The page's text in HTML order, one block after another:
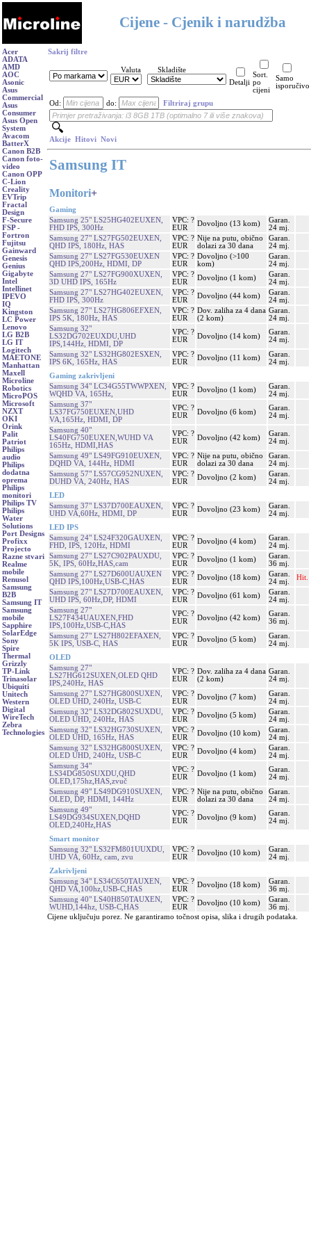
Cijene - Cjenik i narudžba
Acer
ADATA
AMD
AOC
Asonic
Asus
Commercial
Asus
Consumer
Asus Open
System
Avacom
BatterX
Canon B2B
Canon foto-
video
Canon OPP
C-Lion
Creality
EVTrip
Fractal
Design
F-Secure
FSP -
Fortron
Fujitsu
Gainward
Genesis
Genius
Gigabyte
Intel
Intellinet
IPEVO
IQ
Kingston
LC Power
Lenovo
LG B2B
LG IT
Logitech
MAETONE
Manhattan
Maxell
Microline
Robotics
MicroPOS
Microsoft
NZXT
OKI
Orink
Palit
Patriot
Philips
audio
Philips
dodatna
oprema
Philips
monitori
Philips TV
Philips
Water
Solutions
Port Designs
Profixx
Projecto
Razne stvari
Realme
mobile
Renusol
Samsung
B2B
Samsung IT
Samsung
mobile
Sapphire
SolarEdge
Sony
Spire
Thermal
Grizzly
TP-Link
Trinasolar
Ubiquiti
Unitech
Western
Digital
WireTech
Zebra
Technologies
Sakrij filtre
Valuta
Skladište
Detalji
Sort.
po
cijeni
Samo
isporučivo
Od: do: Filtriraj grupu
Akcije Hitovi Novi
Samsung IT
Monitori+
Gaming
Samsung 25" LS25HG402EUXEN,
FHD IPS, 300Hz
VPC: ?
EUR
Dovoljno (13 kom)
Garan.
24 mj.
Samsung 27" LS27FG502EUXEN,
QHD IPS, 180Hz, HAS
VPC: ?
EUR
Nije na putu, obično
dolazi za 30 dana
Garan.
24 mj.
Samsung 27" LS27FG530EUXEN
QHD IPS,200Hz, HDMI, DP
VPC: ?
EUR
Dovoljno (>100
kom)
Garan.
24 mj.
Samsung 27" LS27FG900XUXEN,
3D UHD IPS, 165Hz
VPC: ?
EUR
Dovoljno (1 kom)
Garan.
24 mj.
Samsung 27" LS27HG402EUXEN,
FHD IPS, 300Hz
VPC: ?
EUR
Dovoljno (44 kom)
Garan.
24 mj.
Samsung 27" LS27HG806EFXEN,
IPS 5K, 180Hz, HAS
VPC: ?
EUR
Dov. zaliha za 4 dana
(2 kom)
Garan.
24 mj.
Samsung 32"
LS32DG702EUXDU,UHD
IPS,144Hz, HDMI, DP
VPC: ?
EUR
Dovoljno (14 kom)
Garan.
24 mj.
Samsung 32" LS32HG802ESXEN,
IPS 6K, 165Hz, HAS
VPC: ?
EUR
Dovoljno (11 kom)
Garan.
24 mj.
Gaming zakrivljeni
Samsung 34" LC34G55TWWPXEN,
WQHD VA, 165Hz,
VPC: ?
EUR
Dovoljno (1 kom)
Garan.
24 mj.
Samsung 37"
LS37FG750EUXEN,UHD
VA,165Hz, HDMI, DP
VPC: ?
EUR
Dovoljno (6 kom)
Garan.
24 mj.
Samsung 40"
LS40FG750EUXEN,WUHD VA
165Hz, HDMI,HAS
VPC: ?
EUR
Dovoljno (42 kom)
Garan.
24 mj.
Samsung 49" LS49FG910EUXEN,
DQHD VA, 144Hz, HDMI
VPC: ?
EUR
Nije na putu, obično
dolazi za 30 dana
Garan.
24 mj.
Samsung 57" LS57CG952NUXEN,
DUHD VA, 240Hz, HAS
VPC: ?
EUR
Dovoljno (2 kom)
Garan.
24 mj.
LED
Samsung 37" LS37D700EAUXEN,
UHD VA,60Hz, HDMI, DP
VPC: ?
EUR
Dovoljno (23 kom)
Garan.
24 mj.
LED IPS
Samsung 24" LS24F320GAUXEN,
FHD, IPS, 120Hz, HDMI
VPC: ?
EUR
Dovoljno (4 kom)
Garan.
24 mj.
Samsung 27" LS27C902PAUXDU,
5K, IPS, 60Hz,HAS,cam
VPC: ?
EUR
Dovoljno (1 kom)
Garan.
36 mj.
Samsung 27" LS27D600UAUXEN
QHD IPS,100Hz,USB-C,HAS
VPC: ?
EUR
Dovoljno (18 kom)
Garan.
24 mj.
Hit.
Samsung 27" LS27D700EAUXEN,
UHD IPS, 60Hz,DP, HDMI
VPC: ?
EUR
Dovoljno (61 kom)
Garan.
24 mj.
Samsung 27"
LS27F434UAUXEN,FHD
IPS,100Hz,USB-C,HAS
VPC: ?
EUR
Dovoljno (42 kom)
Garan.
36 mj.
Samsung 27" LS27H802EFAXEN,
5K IPS, USB-C, HAS
VPC: ?
EUR
Dovoljno (5 kom)
Garan.
24 mj.
OLED
Samsung 27"
LS27HG612SUXEN,OLED QHD
IPS,240Hz, HAS
VPC: ?
EUR
Dov. zaliha za 4 dana
(2 kom)
Garan.
24 mj.
Samsung 27" LS27HG800SUXEN,
OLED UHD, 240Hz, USB-C
VPC: ?
EUR
Dovoljno (7 kom)
Garan.
24 mj.
Samsung 32" LS32DG802SUXDU,
OLED UHD, 240Hz, HAS
VPC: ?
EUR
Dovoljno (5 kom)
Garan.
24 mj.
Samsung 32" LS32HG730SUXEN,
OLED UHD, 165Hz, HAS
VPC: ?
EUR
Dovoljno (10 kom)
Garan.
24 mj.
Samsung 32" LS32HG800SUXEN,
OLED UHD, 240Hz, USB-C
VPC: ?
EUR
Dovoljno (4 kom)
Garan.
24 mj.
Samsung 34"
LS34DG850SUXDU,QHD
OLED,175hz,HAS,zvuč
VPC: ?
EUR
Dovoljno (1 kom)
Garan.
24 mj.
Samsung 49" LS49DG910SUXEN,
OLED, DP, HDMI, 144Hz
VPC: ?
EUR
Nije na putu, obično
dolazi za 30 dana
Garan.
24 mj.
Samsung 49"
LS49DG934SUXEN,DQHD
OLED,240Hz,HAS
VPC: ?
EUR
Dovoljno (9 kom)
Garan.
24 mj.
Smart monitor
Samsung 32" LS32FM801UUXDU,
UHD VA, 60Hz, cam, zvu
VPC: ?
EUR
Dovoljno (10 kom)
Garan.
24 mj.
Zakrivljeni
Samsung 34" LS34C650TAUXEN,
QHD VA,100hz,USB-C,HAS
VPC: ?
EUR
Dovoljno (18 kom)
Garan.
36 mj.
Samsung 40" LS40H850TAUXEN,
WUHD,144hz, USB-C,HAS
VPC: ?
EUR
Dovoljno (10 kom)
Garan.
36 mj.
Cijene uključuju porez. Ne garantiramo točnost opisa, slika i drugih podataka.